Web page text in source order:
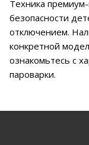
Техника
безопасности
отключением.
конкретной
ознакомьтесь с
пароварки.